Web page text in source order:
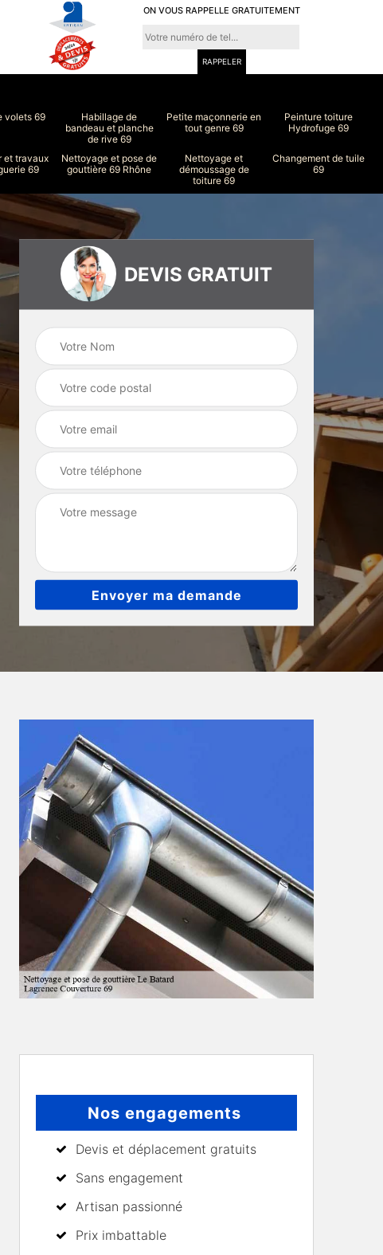
ON VOUS RAPPELLE GRATUITEMENT
volets 69
Habillage de
bandeau et planche
de rive 69
Petite maçonnerie en
tout genre 69
Peinture toiture
Hydrofuge 69
et travaux
69
Nettoyage et pose de
gouttière 69 Rhône
Nettoyage et
démoussage de
toiture 69
Changement de tuile
69
Couvreur 69
DEVIS GRATUIT
Nos engagements
Devis et déplacement gratuits
Sans engagement
Artisan passionné
Prix imbattable